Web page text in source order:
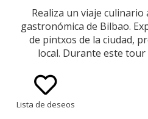
Realiza un viaje
gastronómica de Bilbao.
de pintxos de la ciudad,
local. Durante este
casco antiguo y por sus
Lista de deseos